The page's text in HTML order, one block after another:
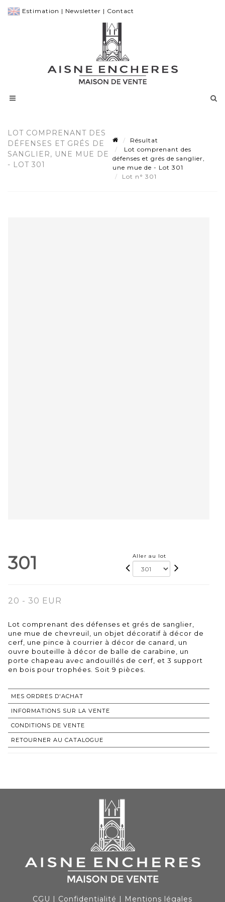
Estimation | Newsletter | Contact
LOT COMPRENANT DES
DÉFENSES ET GRÉS DE
SANGLIER, UNE MUE DE
- LOT 301
Résultat
Lot comprenant des
défenses et grés de sanglier,
une mue de - Lot 301
Lot n° 301
301 Aller au lot
20 - 30 EUR
Lot comprenant des défenses et grés de sanglier,
une mue de chevreuil, un objet décoratif à décor de
cerf, une pince à courrier à décor de canard, un
ouvre bouteille à décor de balle de carabine, un
porte chapeau avec andouillés de cerf, et 3 support
en bois pour trophées. Soit 9 pièces.
MES ORDRES D'ACHAT
INFORMATIONS SUR LA VENTE
CONDITIONS DE VENTE
RETOURNER AU CATALOGUE
CGU | Confidentialité | Mentions légales